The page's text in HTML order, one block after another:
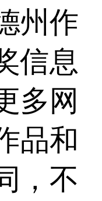
州作
信息
多网
品和
，不